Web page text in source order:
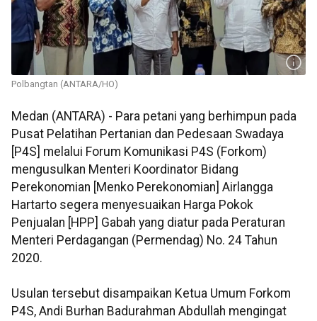
Polbangtan (ANTARA/HO)
Medan (ANTARA) - Para petani yang berhimpun pada
Pusat Pelatihan Pertanian dan Pedesaan Swadaya
[P4S] melalui Forum Komunikasi P4S (Forkom)
mengusulkan Menteri Koordinator Bidang
Perekonomian [Menko Perekonomian] Airlangga
Hartarto segera menyesuaikan Harga Pokok
Penjualan [HPP] Gabah yang diatur pada Peraturan
Menteri Perdagangan (Permendag) No. 24 Tahun
2020.
Usulan tersebut disampaikan Ketua Umum Forkom
P4S, Andi Burhan Badurahman Abdullah mengingat